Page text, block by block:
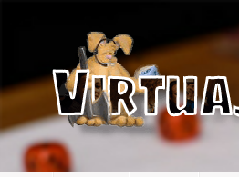
Accueil
Forum